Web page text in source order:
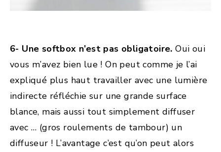
6- Une softbox n’est pas obligatoire. Oui oui
vous m’avez bien lue ! On peut comme je l’ai
expliqué plus haut travailler avec une lumière
indirecte réfléchie sur une grande surface
blance, mais aussi tout simplement diffuser
avec … (gros roulements de tambour) un
diffuseur ! L’avantage c’est qu’on peut alors